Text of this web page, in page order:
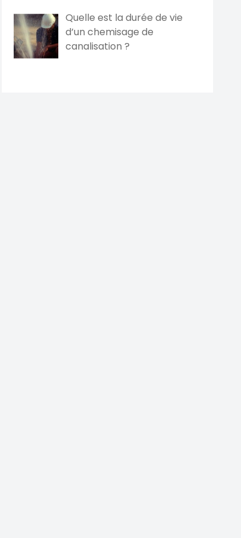
Quelle est la durée de vie
d’un chemisage de
canalisation ?